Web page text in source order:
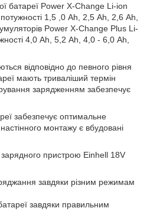
батареї Power X-Change Li-ion
1,5 ,0 Аh, 2,5 Аh, 2,6 Аh,
Power X-Change Plus Li-
4,0 Аh, 5,2 Аh, 4,0 - 6,0 Аh,
відповідно до певного рівня
мають триваліший термін
зарядженням забезпечує
забезпечує оптимальне
монтажу є вбудовані
пристрою Einhell 18V
завдяки різним режимам
завдяки правильним